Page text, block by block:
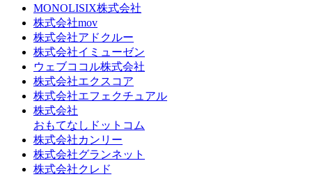
MONOLISIX株式会社
株式会社mov
株式会社アドクルー
株式会社イミューゼン
ウェブココル株式会社
株式会社エクスコア
株式会社エフェクチュアル
株式会社
おもてなしドットコム
株式会社カンリー
株式会社グランネット
株式会社クレド